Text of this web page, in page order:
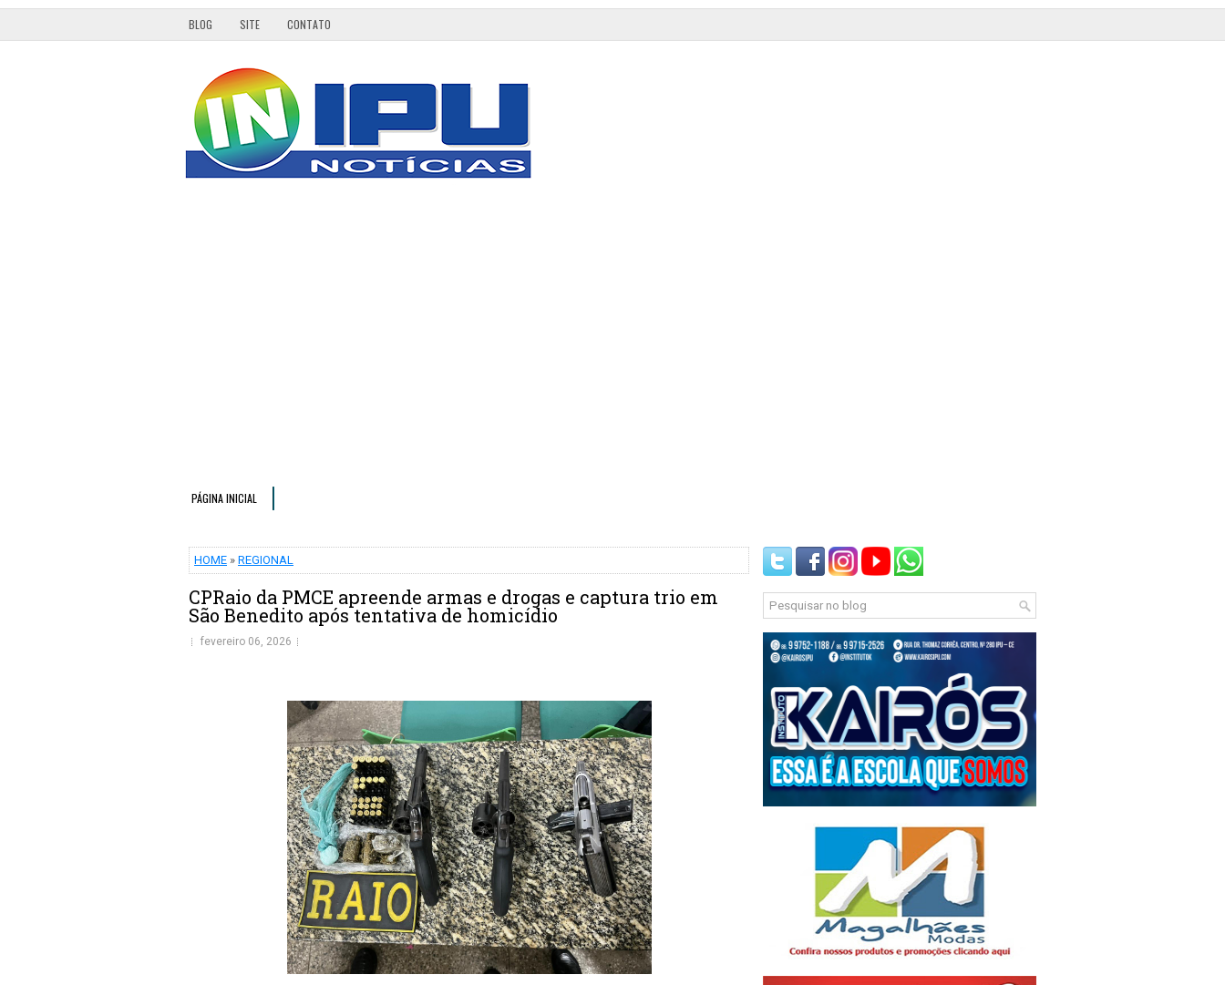
BLOG SITE CONTATO
PÁGINA INICIAL
HOME » REGIONAL
CPRaio da PMCE apreende armas e drogas e captura trio em
São Benedito após tentativa de homicídio
fevereiro 06, 2026